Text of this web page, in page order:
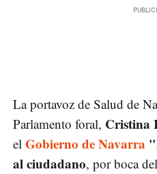
La portavoz de Salud de
Parlamento foral, Cristina
el Gobierno de Navarra
al ciudadano, por boca